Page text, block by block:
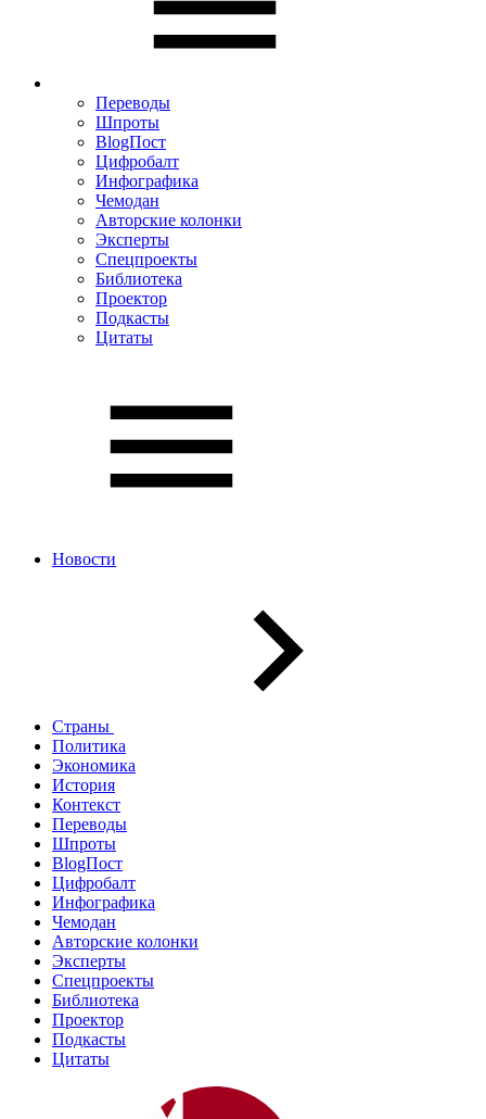
Переводы
Шпроты
BlogПост
Цифробалт
Инфографика
Чемодан
Авторские колонки
Эксперты
Спецпроекты
Библиотека
Проектор
Подкасты
Цитаты
Новости
Страны
Политика
Экономика
История
Контекст
Переводы
Шпроты
BlogПост
Цифробалт
Инфографика
Чемодан
Авторские колонки
Эксперты
Спецпроекты
Библиотека
Проектор
Подкасты
Цитаты